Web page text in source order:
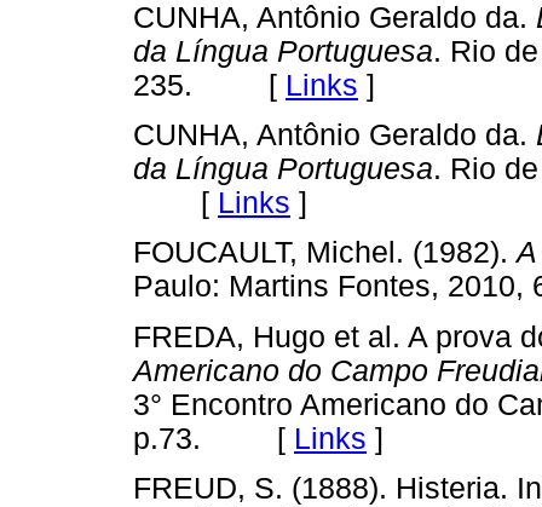
CUNHA, Antônio Geraldo da.
da Língua Portuguesa. Rio
235. [ Links ]
CUNHA, Antônio Geraldo da.
da Língua Portuguesa. Rio
[ Links ]
FOUCAULT, Michel. (1982).
Paulo: Martins Fontes,
FREDA, Hugo et al. A prova
Americano do Campo
3° Encontro Americano do
p.73. [ Links ]
FREUD, S. (1888). Histeria.